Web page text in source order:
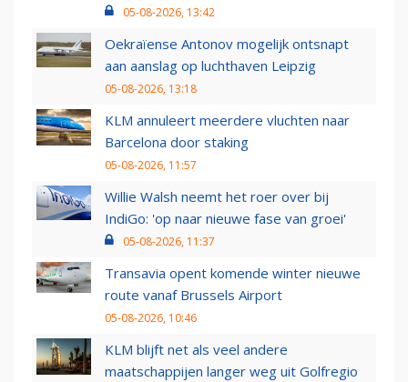
05-08-2026, 13:42
Oekraïense Antonov mogelijk ontsnapt
aan aanslag op luchthaven Leipzig
05-08-2026, 13:18
KLM annuleert meerdere vluchten naar
Barcelona door staking
05-08-2026, 11:57
Willie Walsh neemt het roer over bij
IndiGo: 'op naar nieuwe fase van groei'
05-08-2026, 11:37
Transavia opent komende winter nieuwe
route vanaf Brussels Airport
05-08-2026, 10:46
KLM blijft net als veel andere
maatschappijen langer weg uit Golfregio